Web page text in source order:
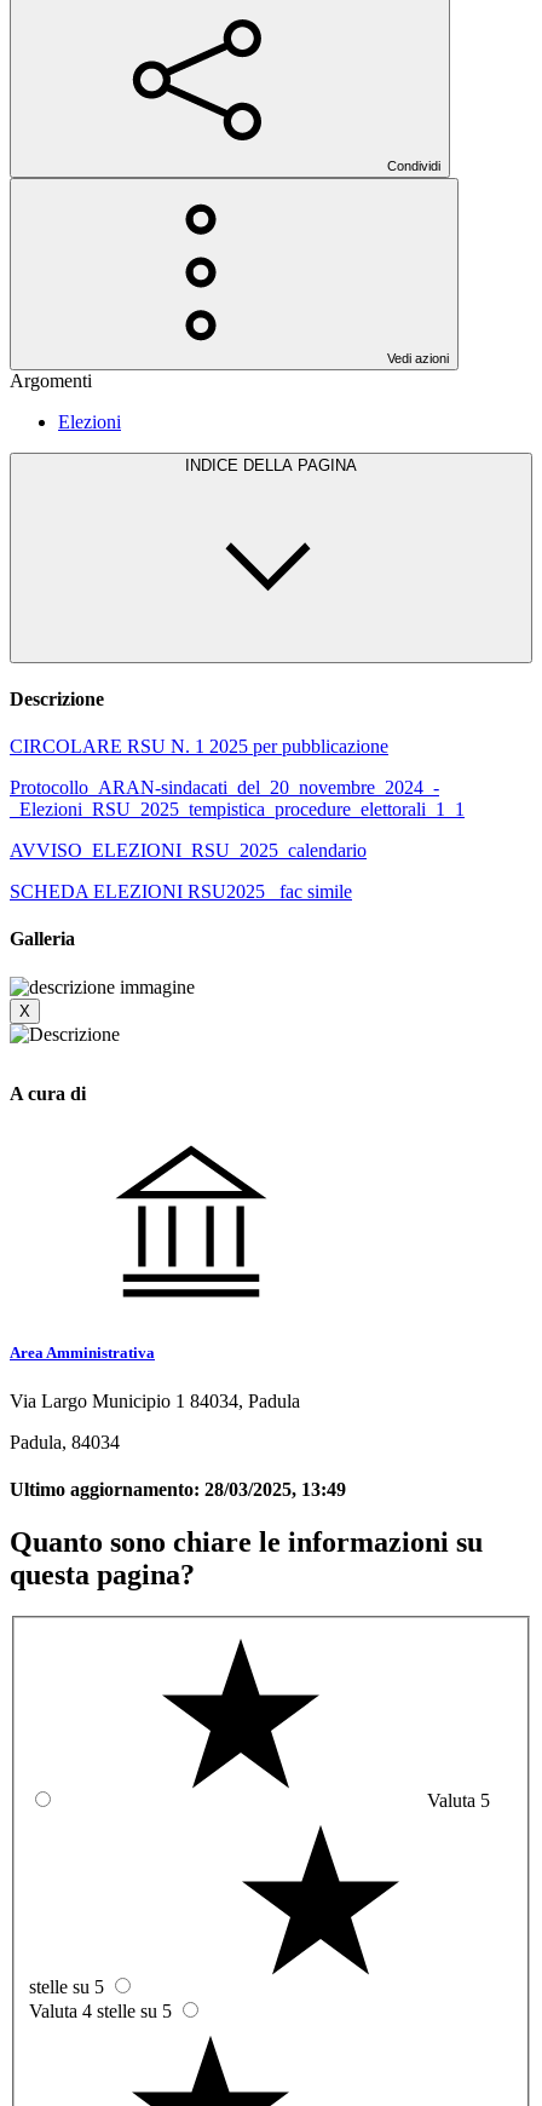
Condividi
Vedi azioni
Argomenti
Elezioni
INDICE DELLA PAGINA
Descrizione
CIRCOLARE RSU N. 1 2025 per pubblicazione
Protocollo_ARAN-sindacati_del_20_novembre_2024_-
_Elezioni_RSU_2025_tempistica_procedure_elettorali_1_1
AVVISO_ELEZIONI_RSU_2025_calendario
SCHEDA ELEZIONI RSU2025_ fac simile
Galleria
X
A cura di
Area Amministrativa
Via Largo Municipio 1 84034, Padula
Padula, 84034
Ultimo aggiornamento: 28/03/2025, 13:49
Quanto sono chiare le informazioni su
questa pagina?
Valuta 5
stelle su 5
Valuta 4 stelle su 5